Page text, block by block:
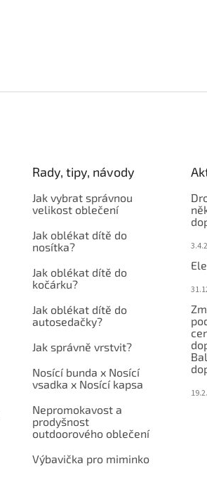
Rady, tipy, návody
Jak vybrat správnou
velikost oblečení
Jak oblékat dítě do
nosítka?
Jak oblékat dítě do
kočárku?
Jak oblékat dítě do
autosedačky?
Jak správně vrstvit?
Nosící bunda x Nosící
vsadka x Nosící kapsa
Nepromokavost a
prodyšnost
outdoorového oblečení
Výbavička pro miminko